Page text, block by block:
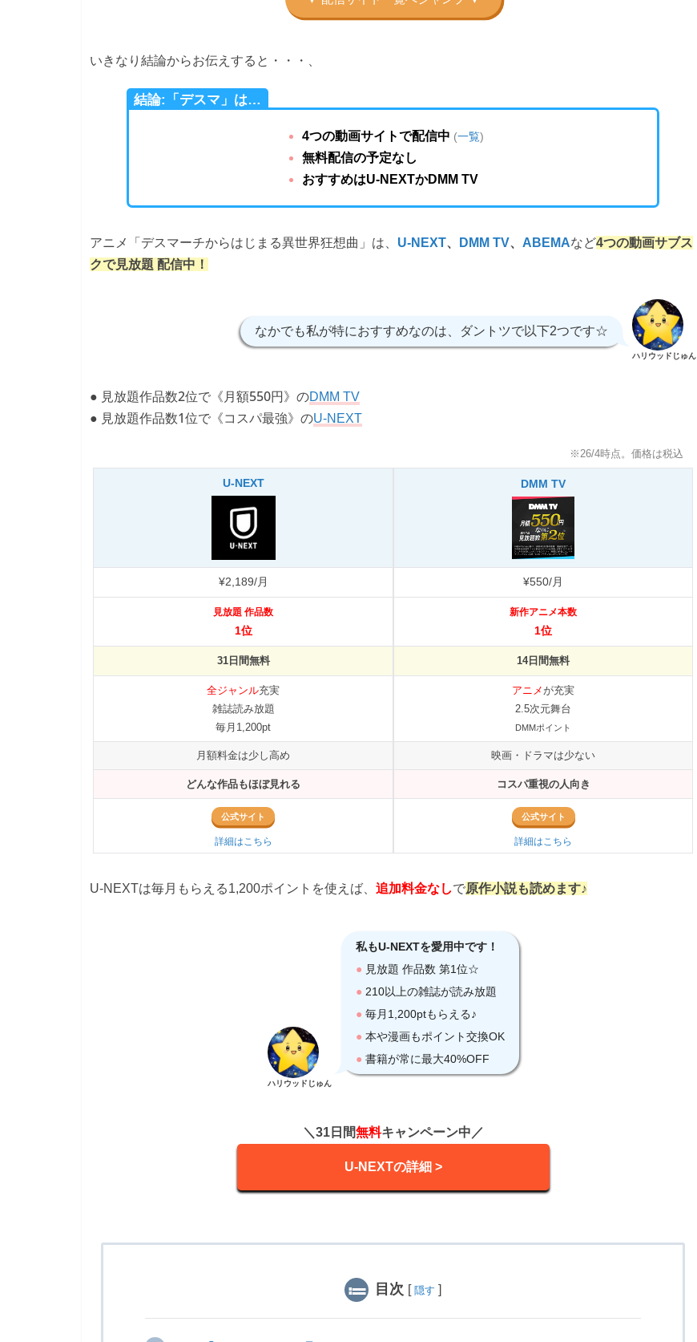
いきなり結論からお伝えすると・・・、
結論:「デスマ」は…
4つの動画サイトで配信中 (一覧)
無料配信の予定なし
おすすめはU-NEXTかDMM TV
アニメ「デスマーチからはじまる異世界狂想曲」は、 U-NEXT、 DMM TV、 ABEMAなど4つの動画サブス
クで見放題 配信中！
なかでも私が特におすすめなのは、ダントツで以下2つです☆
ハリウッドじゅん
● 見放題作品数2位で《月額550円》のDMM TV
● 見放題作品数1位で《コスパ最強》のU-NEXT
※26/4時点。価格は税込
U-NEXT DMM TV
¥2,189/月 ¥550/月
見放題 作品数
1位
新作アニメ本数
1位
31日間無料 14日間無料
全ジャンル充実
雑誌読み放題
毎月1,200pt
アニメが充実
2.5次元舞台
DMMポイント
月額料金は少し高め 映画・ドラマは少ない
どんな作品もほぼ見れる コスパ重視の人向き
公式サイト
詳細はこちら
公式サイト
詳細はこちら
U-NEXTは毎月もらえる1,200ポイントを使えば、 追加料金なしで原作小説も読めます♪
ハリウッドじゅん
＼31日間無料キャンペーン中／
U-NEXTの詳細 >
目次 [ 隠す ]